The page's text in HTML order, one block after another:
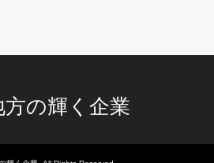
方の輝く企業